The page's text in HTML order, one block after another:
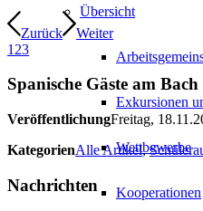
Übersicht
Exkursionen
Wettbewerbe
Kooperationen
Zurück
Weiter
1 23
Spanische Gäste am Bach
VeröffentlichungFreitag,
KategorienAlle Artikel,
Nachrichten